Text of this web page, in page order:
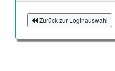
Zurück zur Loginauswahl